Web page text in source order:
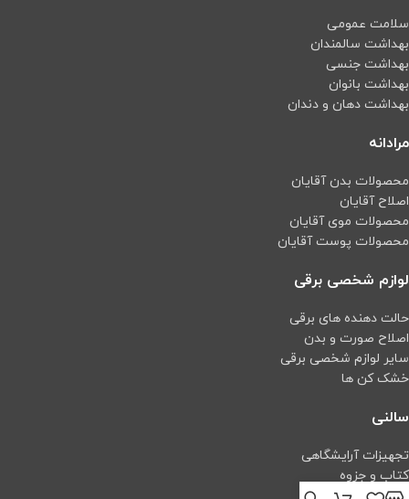
سلامت عمومی
بهداشت سالمندان
بهداشت جنسی
بهداشت بانوان
بهداشت دهان و دندان
مرادانه
محصولات بدن آقایان
اصلاح آقایان
محصولات موی آقایان
محصولات پوست آقایان
لوازم شخصی برقی
حالت دهنده های برقی
اصلاح صورت و بدن
سایر لوازم شخصی برقی
خشک کن ها
سالنی
تجهیزات آرایشگاهی
کتاب و جزوه